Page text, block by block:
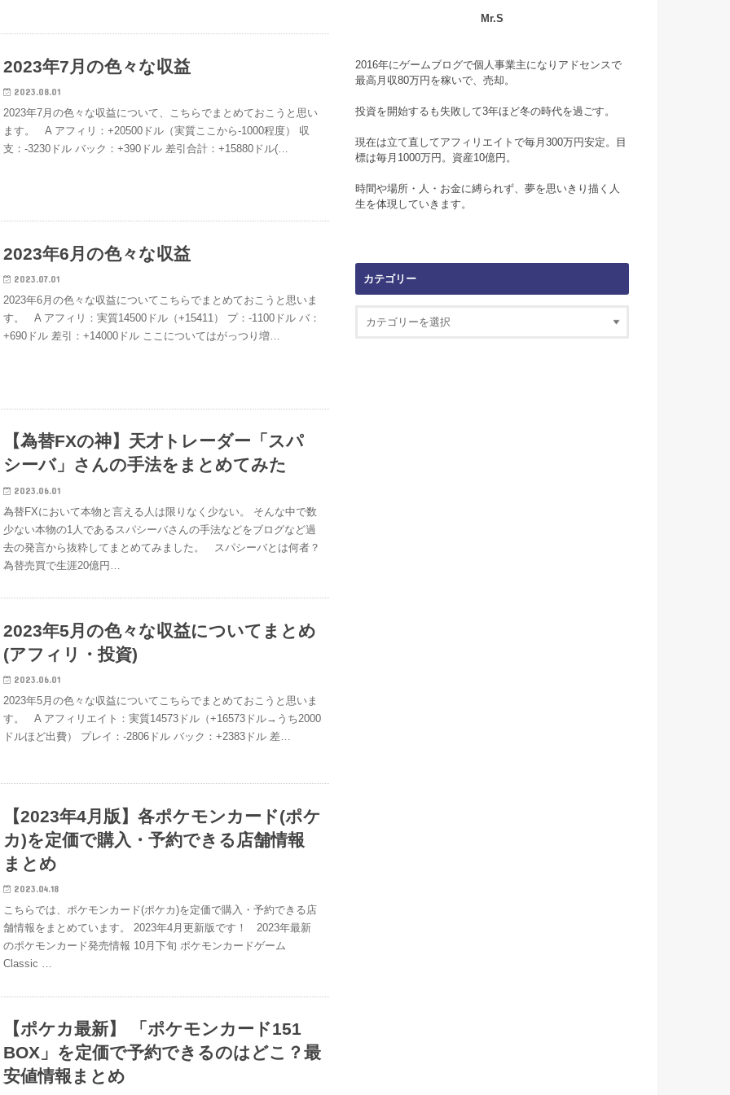
2023年7月の色々な収益
2023.08.01
2023年7月の色々な収益について、こちらでまとめておこうと思い
ます。 A アフィリ：+20500ドル（実質ここから-1000程度） 収
支：-3230ドル バック：+390ドル 差引合計：+15880ドル(…
2023年6月の色々な収益
2023.07.01
2023年6月の色々な収益についてこちらでまとめておこうと思いま
す。 A アフィリ：実質14500ドル（+15411） プ：-1100ドル バ：
+690ドル 差引：+14000ドル ここについてはがっつり増…
【為替FXの神】天才トレーダー「スパ
シーバ」さんの手法をまとめてみた
2023.06.01
為替FXにおいて本物と言える人は限りなく少ない。 そんな中で数
少ない本物の1人であるスパシーバさんの手法などをブログなど過
去の発言から抜粋してまとめてみました。 スパシーバとは何者？
為替売買で生涯20億円…
2023年5月の色々な収益についてまとめ
(アフィリ・投資)
2023.06.01
2023年5月の色々な収益についてこちらでまとめておこうと思いま
す。 A アフィリエイト：実質14573ドル（+16573ドル→うち2000
ドルほど出費） プレイ：-2806ドル バック：+2383ドル 差…
【2023年4月版】各ポケモンカード(ポケ
カ)を定価で購入・予約できる店舗情報
まとめ
2023.04.18
こちらでは、ポケモンカード(ポケカ)を定価で購入・予約できる店
舗情報をまとめています。 2023年4月更新版です！ 2023年最新
のポケモンカード発売情報 10月下旬 ポケモンカードゲーム
Classic …
【ポケカ最新】 「ポケモンカード151
BOX」を定価で予約できるのはどこ？最
安値情報まとめ
Mr.S
2016年にゲームブログで個人事業主になりアドセンスで
最高月収80万円を稼いで、売却。
投資を開始するも失敗して3年ほど冬の時代を過ごす。
現在は立て直してアフィリエイトで毎月300万円安定。目
標は毎月1000万円。資産10億円。
時間や場所・人・お金に縛られず、夢を思いきり描く人
生を体現していきます。
カテゴリー